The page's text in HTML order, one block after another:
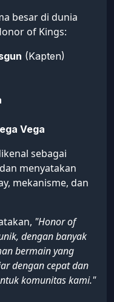
besar di dunia
of Kings:
(Kapten)
Vega
sebagai
menyatakan
mekanisme, dan
"Honor of
dengan banyak
bermain yang
dengan cepat dan
komunitas kami."